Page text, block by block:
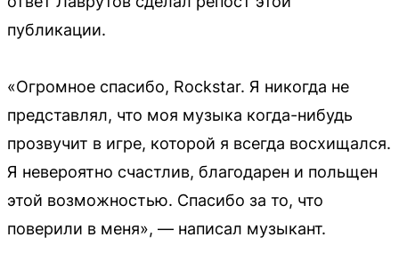
публикации.
«Огромное спасибо, Rockstar. Я никогда не
представлял, что моя музыка когда-нибудь
прозвучит в игре, которой я всегда восхищался.
Я невероятно счастлив, благодарен и польщен
этой возможностью. Спасибо за то, что
поверили в меня», — написал музыкант.